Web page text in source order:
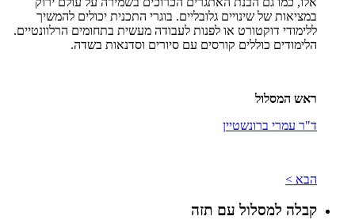
במציאות של שינויים גלובליים. בוגרי התכנית יכולים להמשיך
ללימודי דוקטורט או לפנות לעבודה מעשית בתחומים הרלוונטיים.
הלימודים כוללים קורסים עם סיורים וסדנאות בשדה.
ראש המסלול
ד"ר עמרי ברונשטיין
הבא >
קבלה למסלול עם תזה